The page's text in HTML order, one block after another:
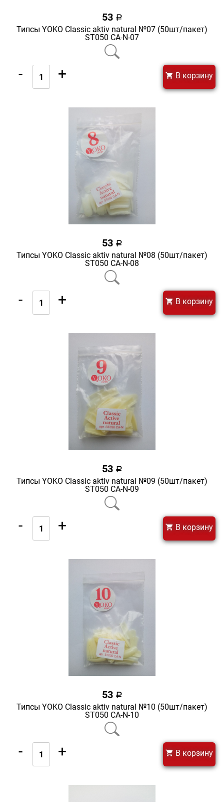
53 a
Типсы YOKO Classic aktiv natural №07 (50шт/пакет)
ST050 CA-N-07
- + В корзину
53 a
Типсы YOKO Classic aktiv natural №08 (50шт/пакет)
ST050 CA-N-08
- + В корзину
53 a
Типсы YOKO Classic aktiv natural №09 (50шт/пакет)
ST050 CA-N-09
- + В корзину
53 a
Типсы YOKO Classic aktiv natural №10 (50шт/пакет)
ST050 CA-N-10
- + В корзину